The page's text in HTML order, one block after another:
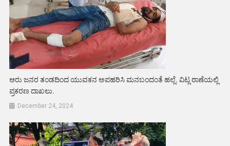
ಆರು ಜನರ ತಂಡದಿಂದ ಯುವಕನ ಅಪಹರಿಸಿ ಮನಬಂದಂತೆ ಹಲ್ಲೆ. ವಿಟ್ಲ ಠಾಣೆಯಲ್ಲಿ
ಪ್ರಕರಣ ದಾಖಲು.
December 24, 2024